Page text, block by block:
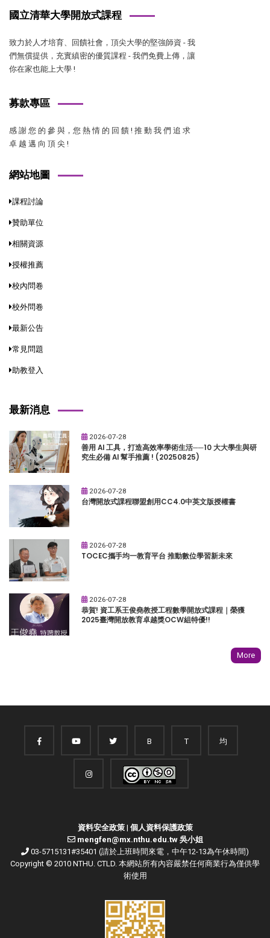
國立清華大學開放式課程
致力於人才培育、回饋社會，頂尖大學的堅強師資 - 我
們無償提供，充實縝密的優質課程 - 我們免費上傳，讓
你在家也能上大學 !
募款專區
感 謝 您 的 參 與，您 熱 情 的 回 饋 ! 推 動 我 們 追 求
卓 越 邁 向 頂 尖 !
網站地圖
課程討論
贊助單位
相關資源
授權推薦
校內問卷
校外問卷
最新公告
常見問題
助教登入
最新消息
2026-07-28
善用 AI 工具，打造高效率學術生活──10 大大學生與研
究生必備 AI 幫手推薦 ! (20250825)
2026-07-28
台灣開放式課程聯盟創用CC4.0中英文版授權書
2026-07-28
TOCEC攜手均一教育平台 推動數位學習新未來
2026-07-28
恭賀! 資工系王俊堯教授工程數學開放式課程｜榮獲
2025臺灣開放教育卓越獎OCW組特優!!
More
B T 均
資料安全政策| 個人資料保護政策
mengfen@mx.nthu.edu.tw 吳小姐
03-5715131#35401 (請於上班時間來電，中午12-13為午休時間)
Copyright © 2010 NTHU. CTLD. 本網站所有內容嚴禁任何商業行為僅供學
術使用